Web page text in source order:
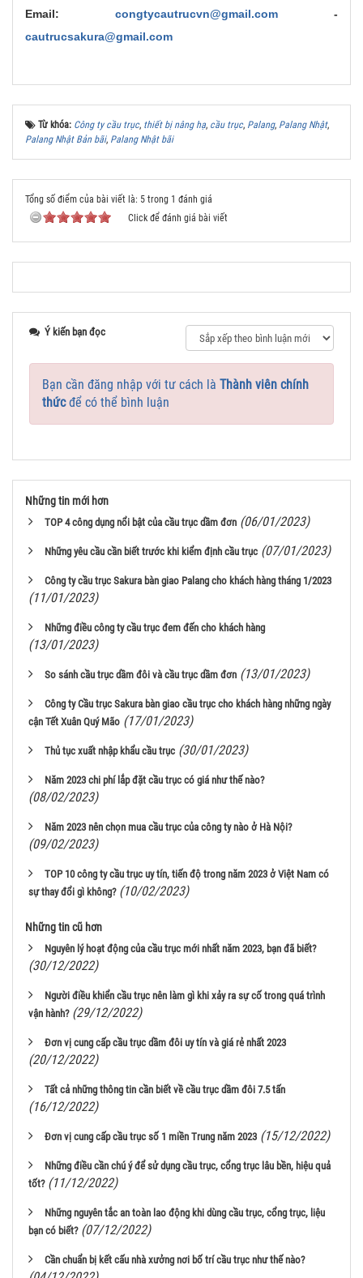
Email: congtycautrucvn@gmail.com -
cautrucsakura@gmail.com
Từ khóa: Công ty cầu trục, thiết bị nâng hạ, cầu trục, Palang, Palang Nhật,
Palang Nhật Bản bãi, Palang Nhật bãi
Tổng số điểm của bài viết là: 5 trong 1 đánh giá
Click để đánh giá bài viết
Ý kiến bạn đọc
Bạn cần đăng nhập với tư cách là Thành viên chính
thứcđể có thể bình luận
Những tin mới hơn
TOP 4 công dụng nổi bật của cầu trục dầm đơn (06/01/2023)
Những yêu cầu cần biết trước khi kiểm định cầu trục (07/01/2023)
Công ty cầu trục Sakura bàn giao Palang cho khách hàng tháng 1/2023
(11/01/2023)
Những điều công ty cầu trục đem đến cho khách hàng
(13/01/2023)
So sánh cầu trục dầm đôi và cầu trục dầm đơn (13/01/2023)
Công ty Cầu trục Sakura bàn giao cầu trục cho khách hàng những ngày
cận Tết Xuân Quý Mão (17/01/2023)
Thủ tục xuất nhập khẩu cầu trục (30/01/2023)
Năm 2023 chi phí lắp đặt cầu trục có giá như thế nào?
(08/02/2023)
Năm 2023 nên chọn mua cầu trục của công ty nào ở Hà Nội?
(09/02/2023)
TOP 10 công ty cầu trục uy tín, tiến độ trong năm 2023 ở Việt Nam có
sự thay đổi gì không? (10/02/2023)
Những tin cũ hơn
Nguyên lý hoạt động của cầu trục mới nhất năm 2023, bạn đã biết?
(30/12/2022)
Người điều khiển cầu trục nên làm gì khi xảy ra sự cố trong quá trình
vận hành? (29/12/2022)
Đơn vị cung cấp cầu trục dầm đôi uy tín và giá rẻ nhất 2023
(20/12/2022)
Tất cả những thông tin cần biết về cầu trục dầm đôi 7.5 tấn
(16/12/2022)
Đơn vị cung cấp cầu trục số 1 miền Trung năm 2023 (15/12/2022)
Những điều cần chú ý để sử dụng cầu trục, cổng trục lâu bền, hiệu quả
tốt? (11/12/2022)
Những nguyên tắc an toàn lao động khi dùng cầu trục, cổng trục, liệu
bạn có biết? (07/12/2022)
Cần chuẩn bị kết cấu nhà xưởng nơi bố trí cầu trục như thế nào?